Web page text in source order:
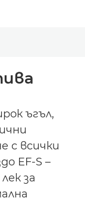
ъгъл,
с всички
EF-S –
за